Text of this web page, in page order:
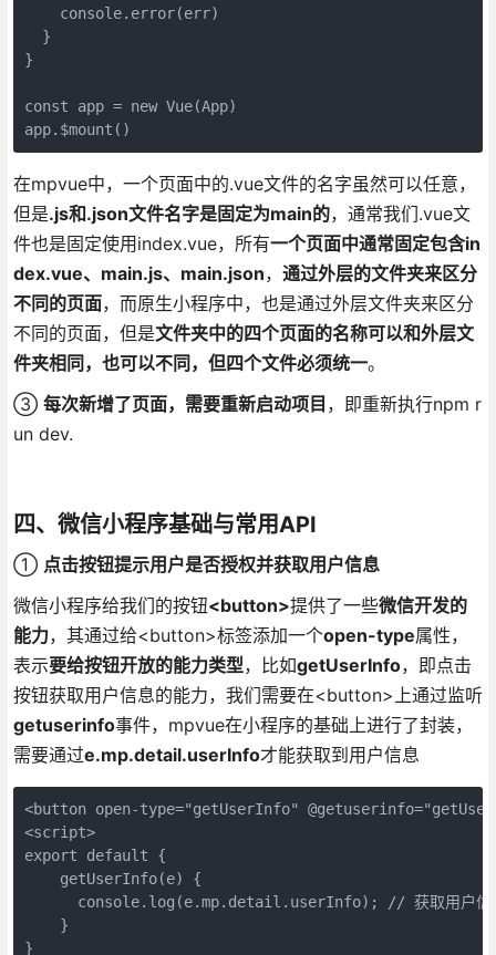
    console.error(err)
  }
}
const app = new Vue(App)
app.$mount()
在mpvue中，一个页面中的.vue文件的名字虽然可以任意，
但是.js和.json文件名字是固定为main的，通常我们.vue文
件也是固定使用index.vue，所有一个页面中通常固定包含in
dex.vue、main.js、main.json， 通过外层的文件夹来区分
不同的页面，而原生小程序中，也是通过外层文件夹来区分
不同的页面，但是文件夹中的四个页面的名称可以和外层文
件夹相同，也可以不同，但四个文件必须统一。
③ 每次新增了页面，需要重新启动项目 ，即重新执行npm r
un dev.
四、微信小程序基础与常用API
① 点击按钮提示用户是否授权并获取用户信息
微信小程序给我们的按钮<button>提供了一些微信开发的
能力，其通过给<button>标签添加一个open-type属性，
表示要给按钮开放的能力类型，比如getUserInfo，即点击
按钮获取用户信息的能力，我们需要在<button>上通过监听
getuserinfo事件，mpvue在小程序的基础上进行了封装，
需要通过e.mp.detail.userInfo才能获取到用户信息
<button open-type="getUserInfo"
<script>
export default {
    getUserInfo(e) {
console.log(e.mp.detail.userInfo); // 获取用户信
    }
}